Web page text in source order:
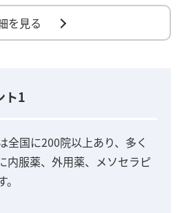
を見る
ト1
全国に200院以上あり、多く
内服薬、外用薬、メソセラピ